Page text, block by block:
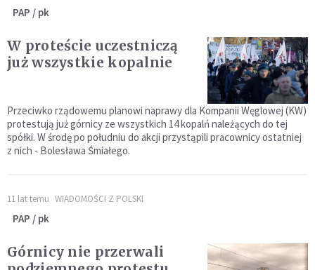
PAP / pk
W proteście uczestniczą
już wszystkie kopalnie
Przeciwko rządowemu planowi naprawy dla Kompanii Węglowej (KW)
protestują już górnicy ze wszystkich 14 kopalń należących do tej
spółki. W środę po południu do akcji przystąpili pracownicy ostatniej
z nich - Bolesława Śmiałego.
11 lat temu WIADOMOŚCI Z POLSKI
PAP / pk
Górnicy nie przerwali